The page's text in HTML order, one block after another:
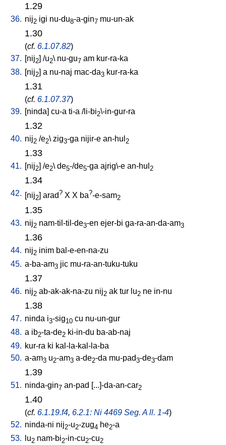
1.29
36. nij2 igi nu-du8-a-gin7 mu-un-ak
1.30
(cf. 6.1.07.82)
37. [nij2] /u2\ nu-gu7 am kur-ra-ka
38. [nij2] a nu-naj mac-da3 kur-ra-ka
1.31
(cf. 6.1.07.37)
39. [ninda] cu-a ti-a /li-bi2\-in-gur-ra
1.32
40. nij2 /e2\ zig3-ga nijir-e an-hul 2
1.33
41. [nij2] /e2\ de5-/de5-ga ajrig\-e an-hul 2
1.34
42. [nij2] arad? X X ba?-e-sam2
1.35
43. nij2 nam-til-til-de3-en ejer-bi ga-ra-an-da-am3
1.36
44. nij2 inim bal-e-en-na-zu
45. a-ba-am3 jic mu-ra-an-tuku-tuku
1.37
46. nij2 ab-ak-ak-na-zu nij2 ak tur lu2 ne in-nu
1.38
47. ninda i3-sig10 cu nu-un-gur
48. a ib2-ta-de2 ki-in-du ba-ab-naj
49. kur-ra ki kal-la-kal-la-ba
50. a-am3 u2-am3 a-de2-da mu-pad3-de3-dam
1.39
51. ninda-gin7 an-pad [...]-da-an-car2
1.40
(cf. 6.1.19.f4, 6.2.1: Ni 4469 Seg. A ll. 1-4)
52. ninda-ni nij2-u2-zug4 he2-a
53.
lu2 nam-bi2-in-cu2-cu2